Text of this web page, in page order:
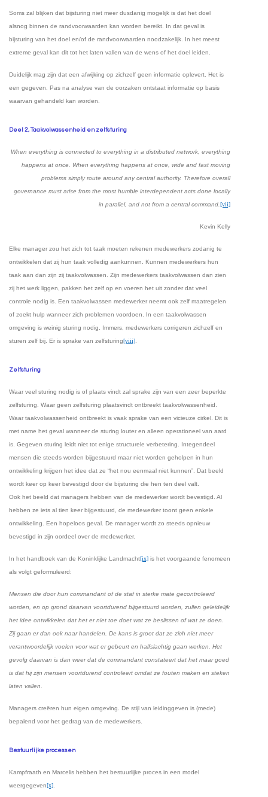
Soms zal blijken dat bijsturing niet meer dusdanig mogelijk is dat het doel
alsnog binnen de randvoorwaarden kan worden bereikt. In dat geval is
bijsturing van het doel en/of de randvoorwaarden noodzakelijk. In het meest
extreme geval kan dit tot het laten vallen van de wens of het doel leiden.
Duidelijk mag zijn dat een afwijking op zichzelf geen informatie oplevert. Het is
een gegeven. Pas na analyse van de oorzaken ontstaat informatie op basis
waarvan gehandeld kan worden.
Deel 2, Taakvolwassenheid en zelfsturing
When everything is connected to everything in a distributed network, everything
happens at once. When everything happens at once, wide and fast moving
problems simply route around any central authority. Therefore overall
governance must arise from the most humble interdependent acts done locally
in parallel, and not from a central command. [vii]
Kevin Kelly
Elke manager zou het zich tot taak moeten rekenen medewerkers zodanig te
ontwikkelen dat zij hun taak volledig aankunnen. Kunnen medewerkers hun
taak aan dan zijn zij taakvolwassen. Zijn medewerkers taakvolwassen dan zien
zij het werk liggen, pakken het zelf op en voeren het uit zonder dat veel
controle nodig is. Een taakvolwassen medewerker neemt ook zelf maatregelen
of zoekt hulp wanneer zich problemen voordoen. In een taakvolwassen
omgeving is weinig sturing nodig. Immers, medewerkers corrigeren zichzelf en
sturen zelf bij. Er is sprake van zelfsturing[viii]
Zelfsturing
Waar veel sturing nodig is of plaats vindt zal sprake zijn van een zeer beperkte
zelfsturing. Waar geen zelfsturing plaatsvindt ontbreekt taakvolwassenheid.
Waar taakvolwassenheid ontbreekt is vaak sprake van een vicieuze cirkel. Dit is
met name het geval wanneer de sturing louter en alleen operationeel van aard
is. Gegeven sturing leidt niet tot enige structurele verbetering. Integendeel
mensen die steeds worden bijgestuurd maar niet worden geholpen in hun
ontwikkeling krijgen het idee dat ze “het nou eenmaal niet kunnen”. Dat beeld
wordt keer op keer bevestigd door de bijsturing die hen ten deel valt.
Ook het beeld dat managers hebben van de medewerker wordt bevestigd. Al
hebben ze iets al tien keer bijgestuurd, de medewerker toont geen enkele
ontwikkeling. Een hopeloos geval. De manager wordt zo steeds opnieuw
bevestigd in zijn oordeel over de medewerker.
In het handboek van de Koninklijke Landmacht[ix] is het voorgaande fenomeen
als volgt geformuleerd:
Mensen die door hun commandant of de staf in sterke mate gecontroleerd
worden, en op grond daarvan voortdurend bijgestuurd worden, zullen geleidelijk
het idee ontwikkelen dat het er niet toe doet wat ze beslissen of wat ze doen.
Zij gaan er dan ook naar handelen. De kans is groot dat ze zich niet meer
verantwoordelijk voelen voor wat er gebeurt en halfslachtig gaan werken. Het
gevolg daarvan is dan weer dat de commandant constateert dat het maar goed
is dat hij zijn mensen voortdurend controleert omdat ze fouten maken en steken
laten vallen.
Managers creëren hun eigen omgeving. De stijl van leidinggeven is (mede)
bepalend voor het gedrag van de medewerkers.
Bestuurlijke processen
Kampfraath en Marcelis hebben het bestuurlijke proces in een model
weergegeven[x].